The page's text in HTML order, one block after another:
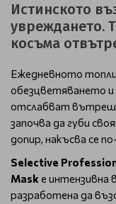
Истинското
увреждането.
косъма
Ежедневното
обезцветяването
отслабват
започва да губи
допир, накъсва се
Selective
Mask е интензивна
разработена да